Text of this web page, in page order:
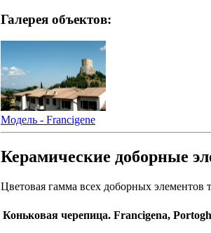
Галерея объектов:
Модель - Francigene
Керамические доборные
Цветовая гамма всех доборных элементов
Коньковая черепица. Francigena,